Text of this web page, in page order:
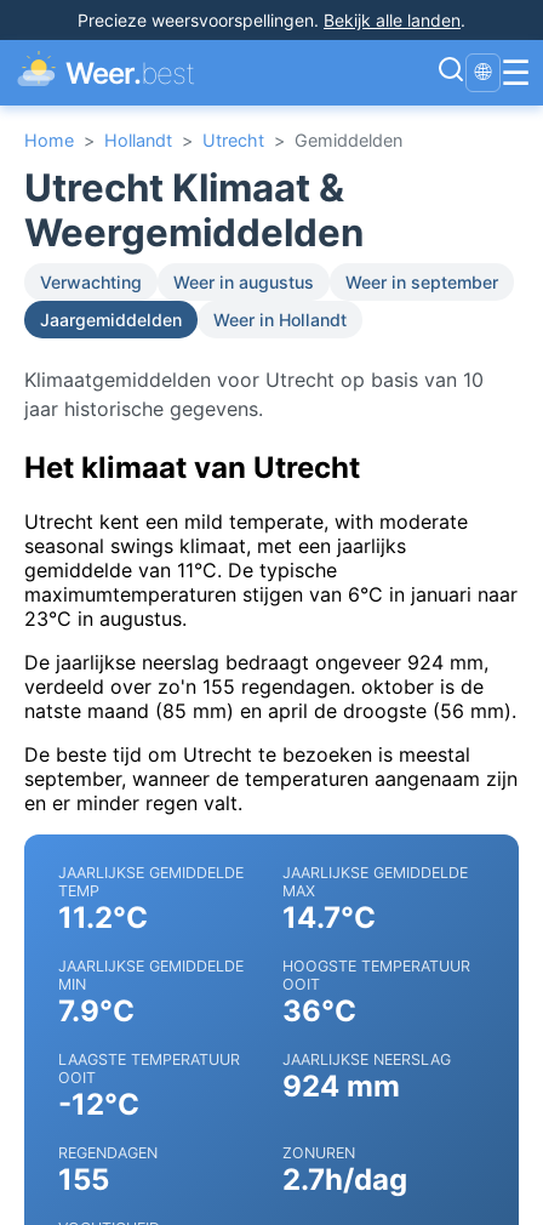
Precieze weersvoorspellingen. Bekijk alle landen.
Weer.best 🌐 ☰
Home > Hollandt > Utrecht > Gemiddelden
Utrecht Klimaat &
Weergemiddelden
Verwachting Weer in augustus
Weer in september
Jaargemiddelden
Weer in Hollandt
Klimaatgemiddelden voor Utrecht op basis van 10
jaar historische gegevens.
Het klimaat van Utrecht
Utrecht kent een mild temperate, with moderate
seasonal swings klimaat, met een jaarlijks
gemiddelde van 11°C. De typische
maximumtemperaturen stijgen van 6°C in januari naar
23°C in augustus.
De jaarlijkse neerslag bedraagt ongeveer 924 mm,
verdeeld over zo'n 155 regendagen. oktober is de
natste maand (85 mm) en april de droogste (56 mm).
De beste tijd om Utrecht te bezoeken is meestal
september, wanneer de temperaturen aangenaam zijn
en er minder regen valt.
JAARLIJKSE GEMIDDELDE
TEMP
11.2°C
JAARLIJKSE GEMIDDELDE
MAX
14.7°C
JAARLIJKSE GEMIDDELDE
MIN
7.9°C
HOOGSTE TEMPERATUUR
OOIT
36°C
LAAGSTE TEMPERATUUR
OOIT
-12°C
JAARLIJKSE NEERSLAG
924 mm
REGENDAGEN
155
ZONUREN
2.7h/dag